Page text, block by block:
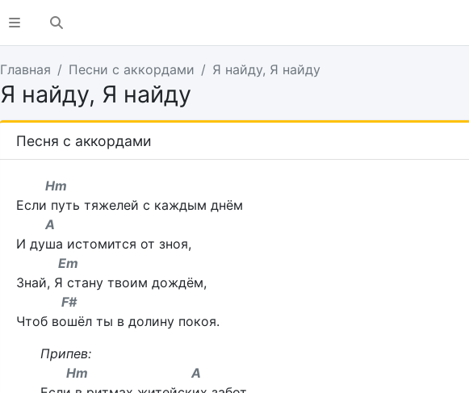
Главная Песни с аккордами Я найду, Я найду
Я найду, Я найду
Песня с аккордами
Hm
Если путь тяжелей с каждым днём
A
И душа истомится от зноя,
Em
Знай, Я стану твоим дождём,
F#
Чтоб вошёл ты в долину покоя.
Припев:
Hm A